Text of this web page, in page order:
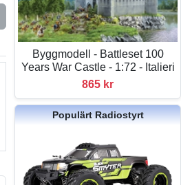
Byggmodell - Battleset 100
Years War Castle - 1:72 - Italieri
865 kr
Populärt Radiostyrt